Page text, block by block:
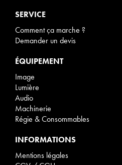
SERVICE
Comment ça marche ?
Demander un devis
ÉQUIPEMENT
Image
Lumière
Audio
Machinerie
Régie & Consommables
INFORMATIONS
Mentions légales